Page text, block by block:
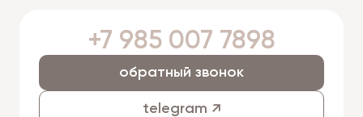
+7 985 007 7898
telegram ↗
обратный звонок